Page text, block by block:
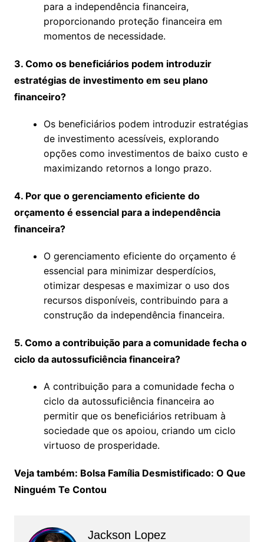
para a independência financeira,
proporcionando proteção financeira em
momentos de necessidade.
3. Como os beneficiários podem introduzir
estratégias de investimento em seu plano
financeiro?
Os beneficiários podem introduzir estratégias
de investimento acessíveis, explorando
opções como investimentos de baixo custo e
maximizando retornos a longo prazo.
4. Por que o gerenciamento eficiente do
orçamento é essencial para a independência
financeira?
O gerenciamento eficiente do orçamento é
essencial para minimizar desperdícios,
otimizar despesas e maximizar o uso dos
recursos disponíveis, contribuindo para a
construção da independência financeira.
5. Como a contribuição para a comunidade fecha o
ciclo da autossuficiência financeira?
A contribuição para a comunidade fecha o
ciclo da autossuficiência financeira ao
permitir que os beneficiários retribuam à
sociedade que os apoiou, criando um ciclo
virtuoso de prosperidade.
Veja também: Bolsa Família Desmistificado: O Que
Ninguém Te Contou
Jackson Lopez